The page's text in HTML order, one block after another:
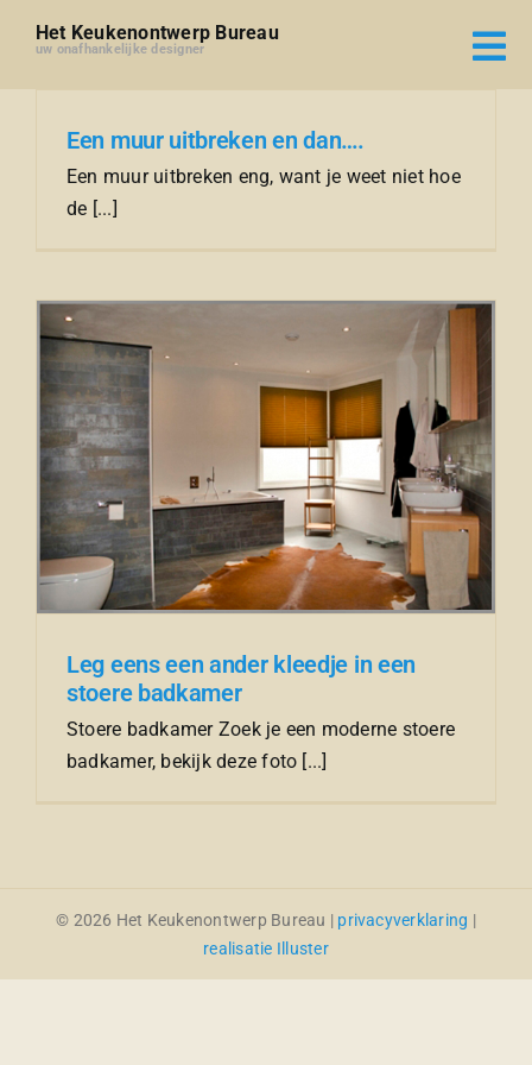
naar
Het Keukenontwerp Bureau
uw onafhankelijke designer
Een muur uitbreken en dan….
Een muur uitbreken eng, want je weet niet hoe
de [...]
Leg eens een ander kleedje in een
stoere badkamer
Stoere badkamer Zoek je een moderne stoere
badkamer, bekijk deze foto [...]
© 2026 Het Keukenontwerp Bureau | privacyverklaring |
realisatie Illuster